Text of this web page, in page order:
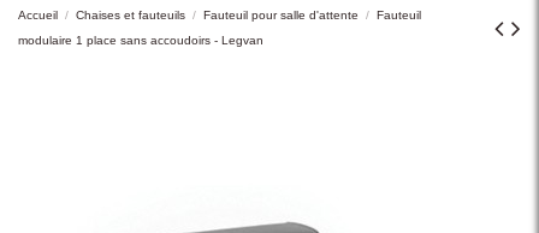
Accueil Chaises et fauteuils Fauteuil pour salle d'attente
Fauteuil
modulaire 1 place sans accoudoirs - Legvan